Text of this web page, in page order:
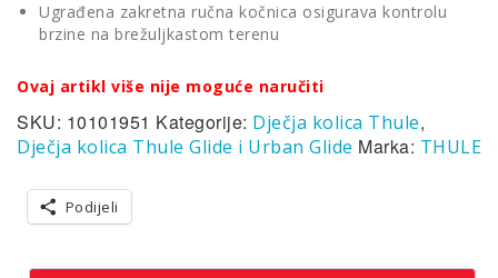
Ugrađena zakretna ručna kočnica osigurava kontrolu
brzine na brežuljkastom terenu
Ovaj artikl više nije moguće naručiti
SKU: 10101951 Kategorije: Dječja kolica Thule,
Dječja kolica Thule Glide i Urban Glide Marka: THULE
Podijeli